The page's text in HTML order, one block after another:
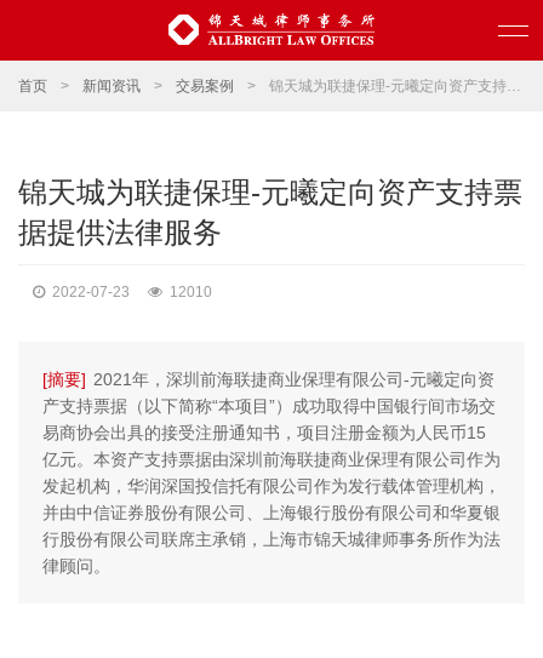
首页 > 新闻资讯 > 交易案例 > 锦天城为联捷保理-元曦定向资产支持票据提供法律服务
锦天城为联捷保理-元曦定向资产支持票
据提供法律服务
2022-07-23 12010
[摘要] 2021年，深圳前海联捷商业保理有限公司-元曦定向资
产支持票据（以下简称“本项目”）成功取得中国银行间市场交
易商协会出具的接受注册通知书，项目注册金额为人民币15
亿元。本资产支持票据由深圳前海联捷商业保理有限公司作为
发起机构，华润深国投信托有限公司作为发行载体管理机构，
并由中信证券股份有限公司、上海银行股份有限公司和华夏银
行股份有限公司联席主承销，上海市锦天城律师事务所作为法
律顾问。